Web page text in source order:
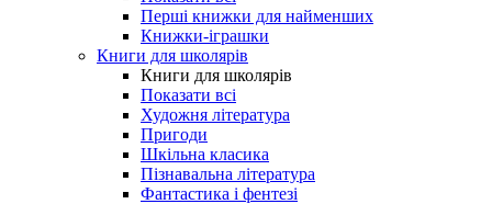
Перші книжки для найменших
Книжки-іграшки
Книги для школярів
Книги для школярів
Показати всі
Художня література
Пригоди
Шкільна класика
Пізнавальна література
Фантастика і фентезі